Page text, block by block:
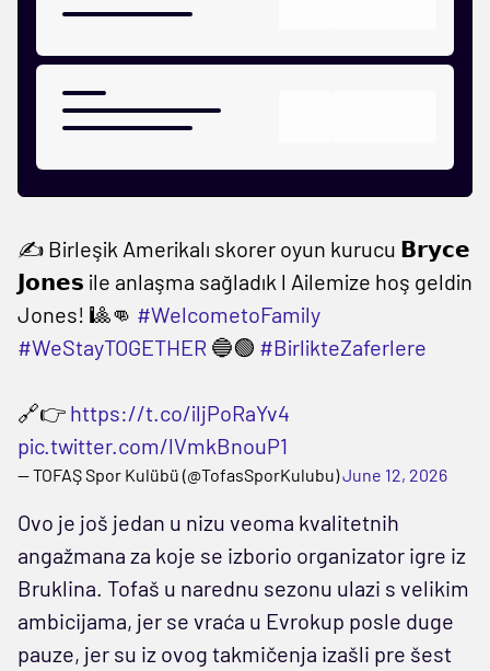
✍️ Birleşik Amerikalı skorer oyun kurucu 𝗕𝗿𝘆𝗰𝗲
𝗝𝗼𝗻𝗲𝘀 ile anlaşma sağladık l Ailemize hoş geldin
Jones! 🎱👊 #WelcometoFamily
#WeStayTOGETHER 🔵🟢 #BirlikteZaferlere
🔗👉 https://t.co/iljPoRaYv4
pic.twitter.com/lVmkBnouP1
— TOFAŞ Spor Kulübü (@TofasSporKulubu)June 12, 2026
Ovo je još jedan u nizu veoma kvalitetnih
angažmana za koje se izborio organizator igre iz
Bruklina. Tofaš u narednu sezonu ulazi s velikim
ambicijama, jer se vraća u Evrokup posle duge
pauze, jer su iz ovog takmičenja izašli pre šest